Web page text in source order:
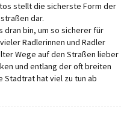
stellt die sicherste Form der
dar.
dran bin, um so sicherer für
Radlerinnen und Radler
Wege auf den Straßen lieber
und entlang der oft breiten
Stadtrat hat viel zu tun ab